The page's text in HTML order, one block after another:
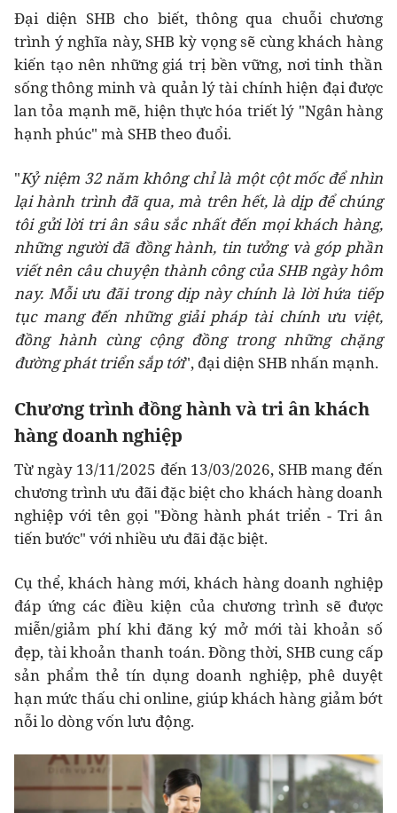
Đại diện SHB cho biết, thông qua chuỗi chương
trình ý nghĩa này, SHB kỳ vọng sẽ cùng khách hàng
kiến tạo nên những giá trị bền vững, nơi tinh thần
sống thông minh và quản lý tài chính hiện đại được
lan tỏa mạnh mẽ, hiện thực hóa triết lý "Ngân hàng
hạnh phúc" mà SHB theo đuổi.
"Kỷ niệm 32 năm không chỉ là một cột mốc để nhìn
lại hành trình đã qua, mà trên hết, là dịp để chúng
tôi gửi lời tri ân sâu sắc nhất đến mọi khách hàng,
những người đã đồng hành, tin tưởng và góp phần
viết nên câu chuyện thành công của SHB ngày hôm
nay. Mỗi ưu đãi trong dịp này chính là lời hứa tiếp
tục mang đến những giải pháp tài chính ưu việt,
đồng hành cùng cộng đồng trong những chặng
đường phát triển sắp tới", đại diện SHB nhấn mạnh.
Chương trình đồng hành và tri ân khách
hàng doanh nghiệp
Từ ngày 13/11/2025 đến 13/03/2026, SHB mang đến
chương trình ưu đãi đặc biệt cho khách hàng doanh
nghiệp với tên gọi "Đồng hành phát triển - Tri ân
tiến bước" với nhiều ưu đãi đặc biệt.
Cụ thể, khách hàng mới, khách hàng doanh nghiệp
đáp ứng các điều kiện của chương trình sẽ được
miễn/giảm phí khi đăng ký mở mới tài khoản số
đẹp, tài khoản thanh toán. Đồng thời, SHB cung cấp
sản phẩm thẻ tín dụng doanh nghiệp, phê duyệt
hạn mức thấu chi online, giúp khách hàng giảm bớt
nỗi lo dòng vốn lưu động.